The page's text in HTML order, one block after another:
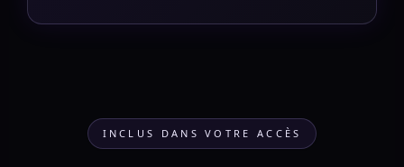
INCLUS DANS VOTRE ACCÈS